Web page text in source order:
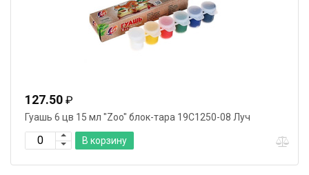
127.50 ₽
Гуашь 6 цв 15 мл "Zoo" блок-тара 19С1250-08 Луч
В корзину